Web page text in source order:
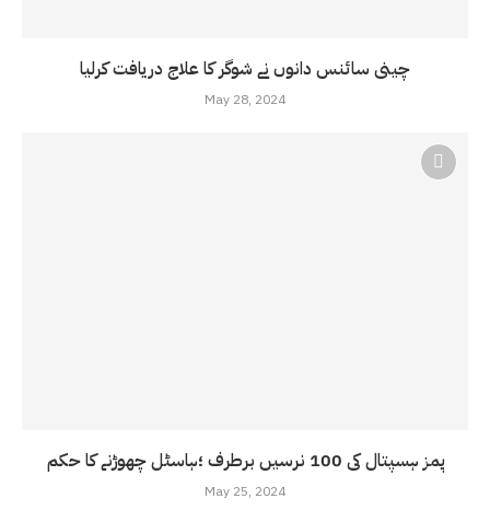
چینی سائنس دانوں نے شوگر کا علاج دریافت کرلیا
May 28, 2024
پمز ہسپتال کی 100 نرسیں برطرف ؛ہاسٹل چھوڑنے کا حکم
May 25, 2024